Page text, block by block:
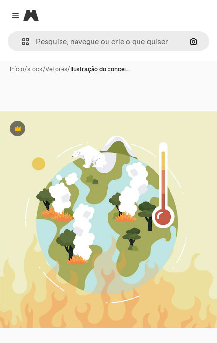
Close menu
Magnific
Início/stock/Vetores/Ilustração do concei…
Premium